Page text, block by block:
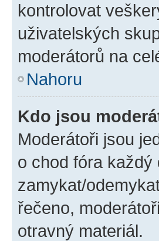
kontrolovat
uživatelských
moderátorů na
Nahoru
Kdo jsou
Moderátoři jsou
o chod fóra
zamykat/
řečeno,
otravný materiál.